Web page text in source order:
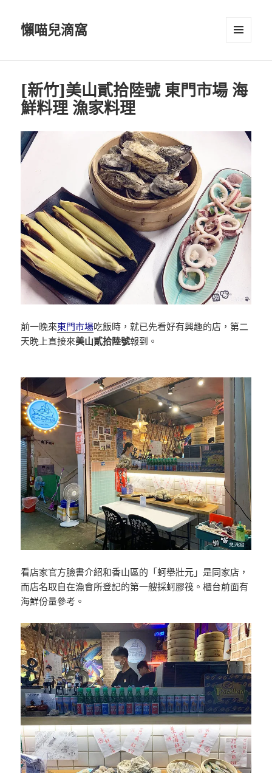
懶喵兒滴窩
[新竹]美山貳拾陸號 東門市場 海
鮮料理 漁家料理
前一晚來東門市場吃飯時，就已先看好有興趣的店，第二
天晚上直接來美山貳拾陸號報到。
看店家官方臉書介紹和香山區的「蚵舉壯元」是同家店，
而店名取自在漁會所登記的第一艘採蚵膠筏。櫃台前面有
海鮮份量參考。